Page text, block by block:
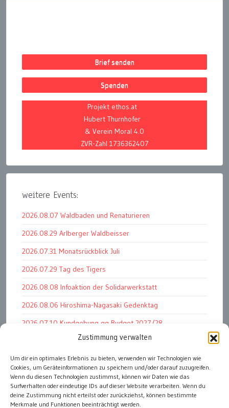
Zustimmung verwalten
Um dir ein optimales Erlebnis zu bieten, verwenden wir Technologien wie
Cookies, um Geräteinformationen zu speichern und/oder darauf zuzugreifen.
Wenn du diesen Technologien zustimmst, können wir Daten wie das
Surfverhalten oder eindeutige IDs auf dieser Website verarbeiten. Wenn du
deine Zustimmung nicht erteilst oder zurückziehst, können bestimmte
Merkmale und Funktionen beeinträchtigt werden.
Brief senden
Spenden
Projekt ethos.at
Hubert Thurnhofer
& Verein Moral 4.0
ZVR-Zahl 1736362407
weitere Events:
2026.08.07 Waldbaden und Renaturieren
2026.08.29 Arlberger Waldbeisser
2026.07.31 Monatsrückblick Juli
2026.07.29 Tag des Tigers
2026.08.08 Infoaktion der Solidarwerkstatt
2026.08.06 Hiroshima-Nagasaki Gedenktag
2026.07.10 Kundgebung gg Budget 2027/28
2026.07.30 Kundgebung für den Frieden
2026.07.24 Summit KI und Kreativrechte
2026.06.30 Monatsrückblick Juni